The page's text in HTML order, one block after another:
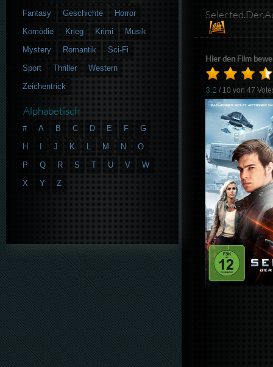
Hier den Film
3.2 / 10 von47
Fantasy
Geschichte
Horror
Komödie
Krieg Krimi
Musik
Mystery
Romantik
Sci-Fi
Sport
Thriller
Western
Zeichentrick
Alphabetisch
# A B C D E F
G
H
J K L M N
O
P
Q R S T U V
W
X
Y Z